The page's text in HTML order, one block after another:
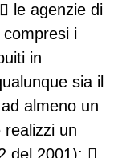
le agenzie di
i
in
sia il
almeno un
un
del 2001); 